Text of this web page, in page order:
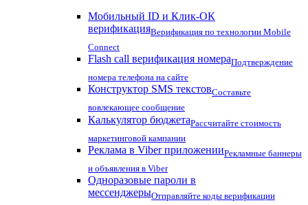
Мобильный ID и Клик-ОК
верификацияВерификация по технологии Mobile
Connect
Flash call верификация номераПодтверждение
номера телефона на сайте
Конструктор SMS текстовСоставьте
вовлекающее сообщение
Калькулятор бюджетаРассчитайте стоимость
маркетинговой кампании
Реклама в Viber приложенииРекламные баннеры
и объявления в Viber
Одноразовые пароли в
мессенджерыОтправляйте коды верификации